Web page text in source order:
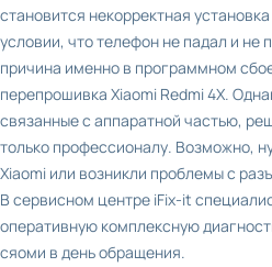
становится некорректная
условии, что телефон не падал и не
причина именно в программном
перепрошивка Xiaomi Redmi 4X.
связанные с аппаратной частью,
только профессионалу. Возможно,
Xiaomi или возникли проблемы с
В сервисном центре iFix-it
оперативную комплексную
сяоми в день обращения.